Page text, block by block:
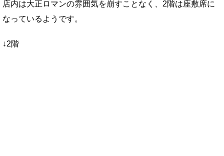
店内は大正ロマンの雰囲気を崩すことなく、2階は座敷席に
なっているようです。
↓2階